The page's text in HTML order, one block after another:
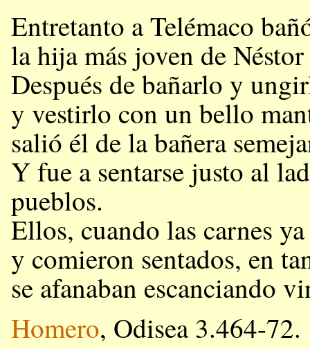
Entretanto a Telémaco
la hija más joven de
Después de bañarlo y
y vestirlo con un bello
salió él de la bañera
Y fue a sentarse justo al
pueblos.
Ellos, cuando las carnes
y comieron sentados, en
se afanaban escanciando
Homero, Odisea 3.464-72.